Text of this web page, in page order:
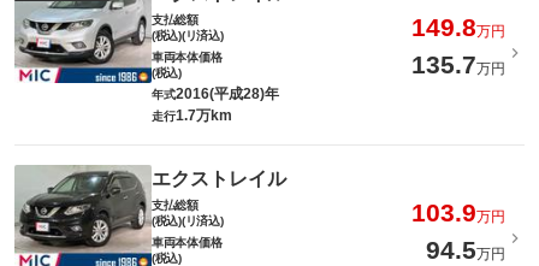
支払総額
(税込)(リ済込)
149.8万円
車両本体価格
(税込)
135.7万円
年式2016(平成28)年
走行1.7万km
エクストレイル
支払総額
(税込)(リ済込)
103.9万円
車両本体価格
(税込)
94.5万円